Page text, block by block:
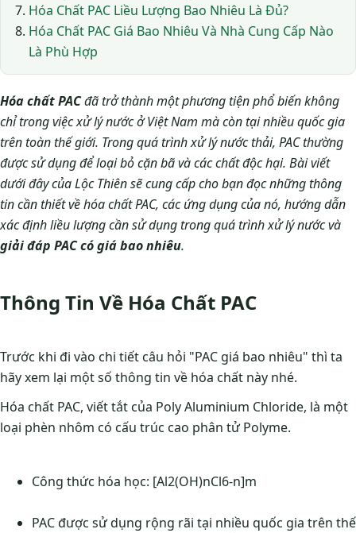
Hóa Chất PAC Liều Lượng Bao Nhiêu Là Đủ?
Hóa Chất PAC Giá Bao Nhiêu Và Nhà Cung Cấp Nào
Là Phù Hợp
Hóa chất PACđã trở thành một phương tiện phổ biến không
chỉ trong việc xử lý nước ở Việt Nam mà còn tại nhiều quốc gia
trên toàn thế giới. Trong quá trình xử lý nước thải, PAC thường
được sử dụng để loại bỏ cặn bã và các chất độc hại. Bài viết
dưới đây của Lộc Thiên sẽ cung cấp cho bạn đọc những thông
tin cần thiết về hóa chất PAC, các ứng dụng của nó, hướng dẫn
xác định liều lượng cần sử dụng trong quá trình xử lý nước và
giải đáp PAC có giá bao nhiêu.
Thông Tin Về Hóa Chất PAC
Trước khi đi vào chi tiết câu hỏi "PAC giá bao nhiêu" thì ta
hãy xem lại một số thông tin về hóa chất này nhé.
Hóa chất PAC, viết tắt của Poly Aluminium Chloride, là một
loại phèn nhôm có cấu trúc cao phân tử Polyme.
Công thức hóa học: [Al2(OH)nCl6-n]m
PAC được sử dụng rộng rãi tại nhiều quốc gia trên thế